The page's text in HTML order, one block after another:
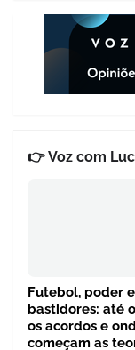
👉 Voz com
Futebol, poder e
bastidores: até
os acordos e
começam as